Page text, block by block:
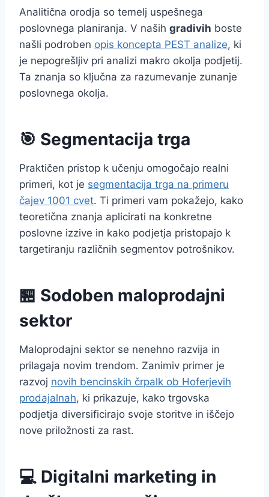
Analitična orodja so temelj uspešnega
poslovnega planiranja. V naših gradivih boste
našli podroben opis koncepta PEST analize, ki
je nepogrešljiv pri analizi makro okolja podjetij.
Ta znanja so ključna za razumevanje zunanje
poslovnega okolja.
🎯 Segmentacija trga
Praktičen pristop k učenju omogočajo realni
primeri, kot je segmentacija trga na primeru
čajev 1001 cvet. Ti primeri vam pokažejo, kako
teoretična znanja aplicirati na konkretne
poslovne izzive in kako podjetja pristopajo k
targetiranju različnih segmentov potrošnikov.
🏪 Sodoben maloprodajni
sektor
Maloprodajni sektor se nenehno razvija in
prilagaja novim trendom. Zanimiv primer je
razvoj novih bencinskih črpalk ob Hoferjevih
prodajalnah, ki prikazuje, kako trgovska
podjetja diversificirajo svoje storitve in iščejo
nove priložnosti za rast.
💻 Digitalni marketing in